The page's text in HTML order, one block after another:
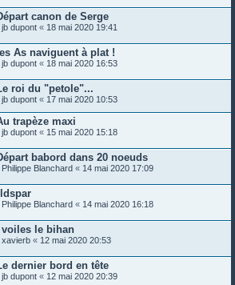
canon de Serge
jb dupont « 18 mai 2020 19:41
As naviguent à plat !
jb dupont « 18 mai 2020 16:53
roi du "petole"...
jb dupont « 17 mai 2020 10:53
trapèze maxi
jb dupont « 15 mai 2020 15:18
babord dans 20 noeuds
Philippe Blanchard « 14 mai 2020 17:09
Philippe Blanchard « 14 mai 2020 16:18
le bihan
xavierb « 12 mai 2020 20:53
dernier bord en tête
jb dupont « 12 mai 2020 20:39